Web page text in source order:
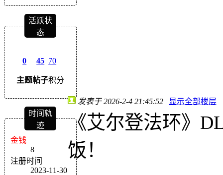
活跃状
态
0
主题
45
帖子
70
积分
时间轨
迹
金钱
8
注册时间
2023-11-30
发表于 2026-2-4 21:45:52 | 显示全部楼层
《艾尔登法环》
饭！